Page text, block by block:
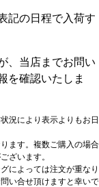
記の日程で入荷す
、当店までお問い
を確認いたしま
況により表示よりもお日
ます。複数ご購入の場合
ざいます。
によっては注文が重なり
い合せ頂けますと幸いで